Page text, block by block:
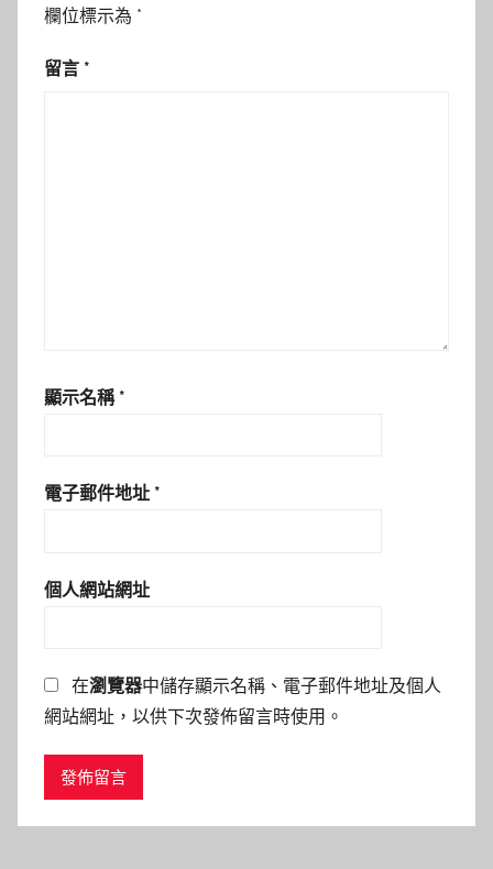
欄位標示為 *
留言 *
顯示名稱 *
電子郵件地址 *
個人網站網址
在瀏覽器中儲存顯示名稱、電子郵件地址及個人
網站網址，以供下次發佈留言時使用。